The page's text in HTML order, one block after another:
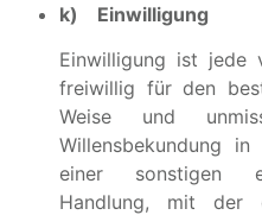
k) Einwilligung
Einwilligung ist jede
freiwillig für den
Weise und
Willensbekundung
einer sonstigen
Handlung, mit der